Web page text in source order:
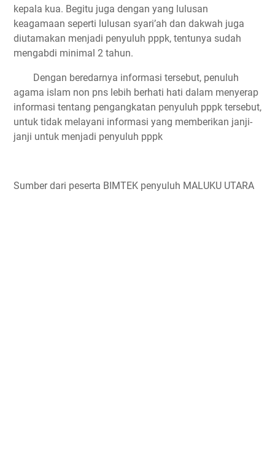
kepala kua. Begitu juga dengan yang lulusan
keagamaan seperti lulusan syari’ah dan dakwah juga
diutamakan menjadi penyuluh pppk, tentunya sudah
mengabdi minimal 2 tahun.
Dengan beredarnya informasi tersebut, penuluh
agama islam non pns lebih berhati hati dalam menyerap
informasi tentang pengangkatan penyuluh pppk tersebut,
untuk tidak melayani informasi yang memberikan janji-
janji untuk menjadi penyuluh pppk
Sumber dari peserta BIMTEK penyuluh MALUKU UTARA